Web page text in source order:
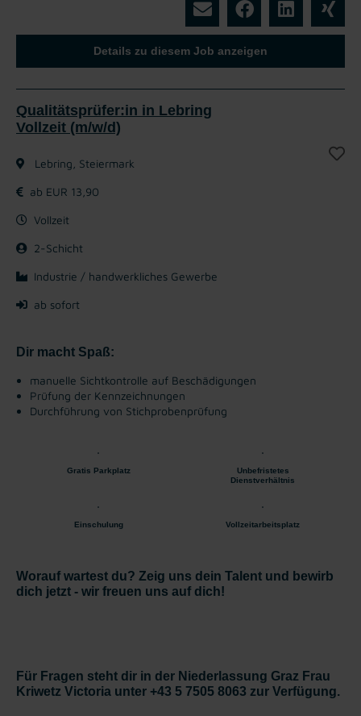
Details zu diesem Job anzeigen
Qualitätsprüfer:in in Lebring
Vollzeit (m/w/d)
Lebring, Steiermark
ab EUR 13,90
Vollzeit
2-Schicht
Industrie / handwerkliches Gewerbe
ab sofort
Dir macht Spaß:
manuelle Sichtkontrolle auf Beschädigungen
Prüfung der Kennzeichnungen
Durchführung von Stichprobenprüfung
Gratis Parkplatz
Unbefristetes
Dienstverhältnis
Einschulung Vollzeitarbeitsplatz
Worauf wartest du? Zeig uns dein Talent und bewirb
dich jetzt - wir freuen uns auf dich!
Für Fragen steht dir in der Niederlassung Graz Frau
Kriwetz Victoria unter +43 5 7505 8063 zur Verfügung.